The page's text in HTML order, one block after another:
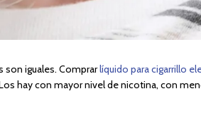
son iguales. Comprarlíquido para cigarrillo
hay con mayor nivel de nicotina, con